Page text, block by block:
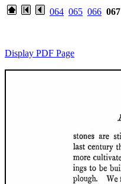
064 065 066 067
Display PDF Page